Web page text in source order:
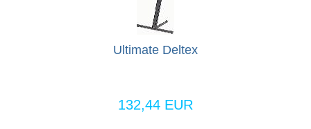
Ultimate Deltex
132,44 EUR